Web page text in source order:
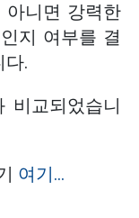
니면 강력한
지 여부를 결
다.
교되었습니
여기...